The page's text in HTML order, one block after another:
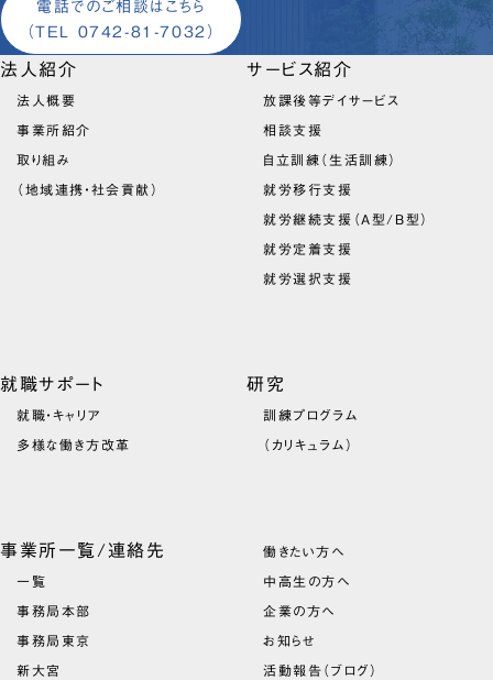
電話でのご相談はこちら
（TEL 0742-81-7032）
法人紹介
法人概要
事業所紹介
取り組み
（地域連携・社会貢献）
サービス紹介
放課後等デイサービス
相談支援
自立訓練（生活訓練）
就労移行支援
就労継続支援（A型/B型）
就労定着支援
就労選択支援
就職サポート
就職・キャリア
多様な働き方改革
研究
訓練プログラム
（カリキュラム）
事業所一覧/連絡先
一覧
事務局本部
事務局東京
新大宮
働きたい方へ
中高生の方へ
企業の方へ
お知らせ
活動報告（ブログ）